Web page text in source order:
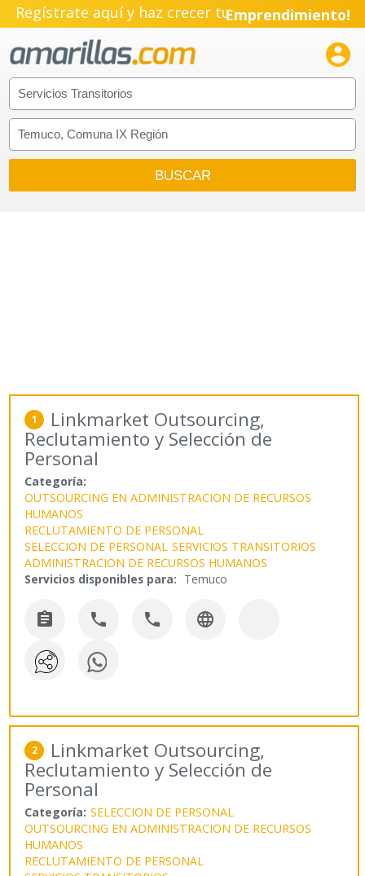
Regístrate aquí y haz crecer tuEmprendimiento!

1 Linkmarket Outsourcing,
Reclutamiento y Selección de
Personal
Categoría:
OUTSOURCING EN ADMINISTRACION DE RECURSOS
HUMANOS
RECLUTAMIENTO DE PERSONAL
SELECCION DE PERSONAL SERVICIOS TRANSITORIOS
ADMINISTRACION DE RECURSOS HUMANOS
Servicios disponibles para: Temuco
   
2 Linkmarket Outsourcing,
Reclutamiento y Selección de
Personal
Categoría: SELECCION DE PERSONAL
OUTSOURCING EN ADMINISTRACION DE RECURSOS
HUMANOS
RECLUTAMIENTO DE PERSONAL